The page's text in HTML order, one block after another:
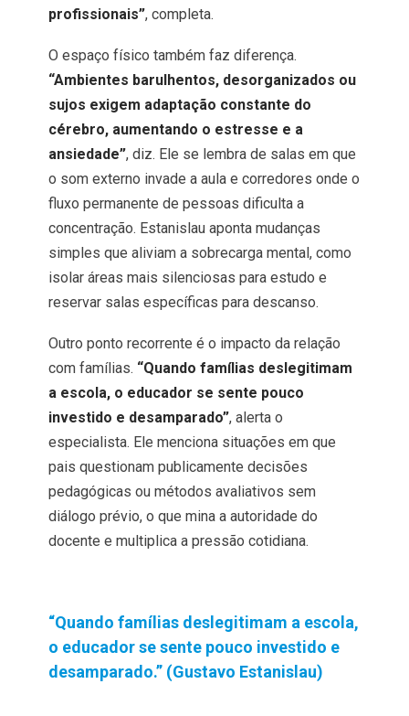
profissionais”, completa.
O espaço físico também faz diferença.
“Ambientes barulhentos, desorganizados ou
sujos exigem adaptação constante do
cérebro, aumentando o estresse e a
ansiedade”, diz. Ele se lembra de salas em que
o som externo invade a aula e corredores onde o
fluxo permanente de pessoas dificulta a
concentração. Estanislau aponta mudanças
simples que aliviam a sobrecarga mental, como
isolar áreas mais silenciosas para estudo e
reservar salas específicas para descanso.
Outro ponto recorrente é o impacto da relação
com famílias. “Quando famílias deslegitimam
a escola, o educador se sente pouco
investido e desamparado”, alerta o
especialista. Ele menciona situações em que
pais questionam publicamente decisões
pedagógicas ou métodos avaliativos sem
diálogo prévio, o que mina a autoridade do
docente e multiplica a pressão cotidiana.
“Quando famílias deslegitimam a escola,
o educador se sente pouco investido e
desamparado.” (Gustavo Estanislau)